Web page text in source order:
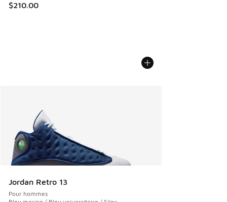
$210.00
Jordan Retro 13
Pour hommes